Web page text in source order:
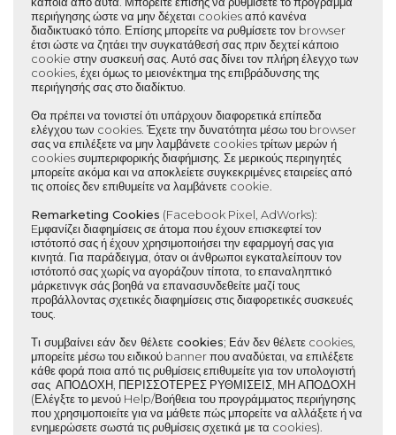
περιήγησης ώστε να μην δέχεται cookies από κανένα
διαδικτυακό τόπο. Επίσης μπορείτε να ρυθμίσετε τον browser
έτσι ώστε να ζητάει την συγκατάθεσή σας πριν δεχτεί κάποιο
cookie στην συσκευή σας. Αυτό σας δίνει τον πλήρη έλεγχο των
cookies, έχει όμως το μειονέκτημα της επιβράδυνσης της
περιήγησής σας στο διαδίκτυο.
Θα πρέπει να τονιστεί ότι υπάρχουν διαφορετικά επίπεδα
ελέγχου των cookies. Έχετε την δυνατότητα μέσω του browser
σας να επιλέξετε να μην λαμβάνετε cookies τρίτων μερών ή
cookies συμπεριφορικής διαφήμισης. Σε μερικούς περιηγητές
μπορείτε ακόμα και να αποκλείετε συγκεκριμένες εταιρείες από
τις οποίες δεν επιθυμείτε να λαμβάνετε cookie.
Remarketing Cookies (Facebook Pixel, AdWorks):
Eμφανίζει διαφημίσεις σε άτομα που έχουν επισκεφτεί τον
ιστότοπό σας ή έχουν χρησιμοποιήσει την εφαρμογή σας για
κινητά. Για παράδειγμα, όταν οι άνθρωποι εγκαταλείπουν τον
ιστότοπό σας χωρίς να αγοράζουν τίποτα, το επαναληπτικό
μάρκετινγκ σάς βοηθά να επανασυνδεθείτε μαζί τους
προβάλλοντας σχετικές διαφημίσεις στις διαφορετικές συσκευές
τους.
Τι συμβαίνει εάν δεν θέλετε cookies; Εάν δεν θέλετε cookies,
μπορείτε μέσω του ειδικού banner που αναδύεται, να επιλέξετε
κάθε φορά ποια από τις ρυθμίσεις επιθυμείτε για τον υπολογιστή
σας ΑΠΟΔΟΧΗ, ΠΕΡΙΣΣΟΤΕΡΕΣ ΡΥΘΜΙΣΕΙΣ, ΜΗ ΑΠΟΔΟΧΗ
(Ελέγξτε το μενού Help/Βοήθεια του προγράμματος περιήγησης
που χρησιμοποιείτε για να μάθετε πώς μπορείτε να αλλάξετε ή να
ενημερώσετε σωστά τις ρυθμίσεις σχετικά με τα cookies).